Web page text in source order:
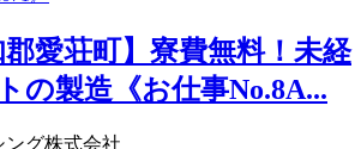
郡愛荘町】寮費無料！未経
の製造《お仕事No.8A...
ング株式会社